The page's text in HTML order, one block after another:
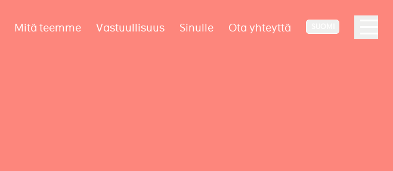
Mitä teemme Vastuullisuus Sinulle Ota yhteyttä